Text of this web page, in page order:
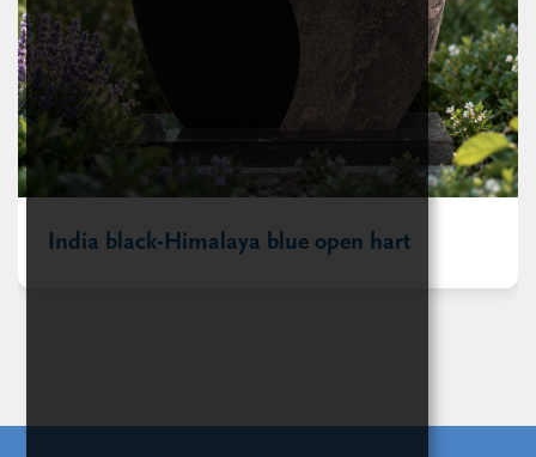
India black-Himalaya blue open hart